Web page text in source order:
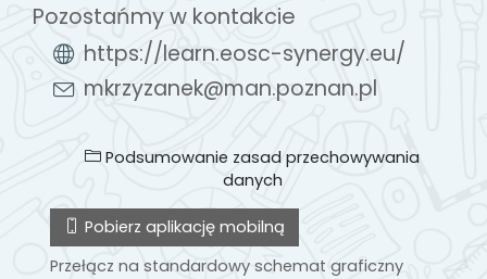
Pozostańmy w kontakcie
https://learn.eosc-synergy.eu/
mkrzyzanek@man.poznan.pl
Podsumowanie zasad przechowywania
danych
Pobierz aplikację mobilną
Przełącz na standardowy schemat graficzny